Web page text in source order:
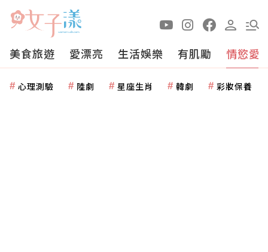
美食旅遊 愛漂亮 生活娛樂 有肌勵 情慾愛
心理測驗 陸劇 星座生肖 韓劇 彩妝保養